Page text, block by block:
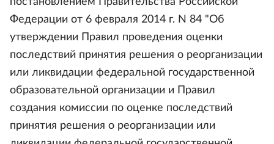
Федерации от 6 февраля 2014 г. N 84 "Об
утверждении Правил проведения оценки
последствий принятия решения о реорганизации
или ликвидации федеральной государственной
образовательной организации и Правил
создания комиссии по оценке последствий
принятия решения о реорганизации или